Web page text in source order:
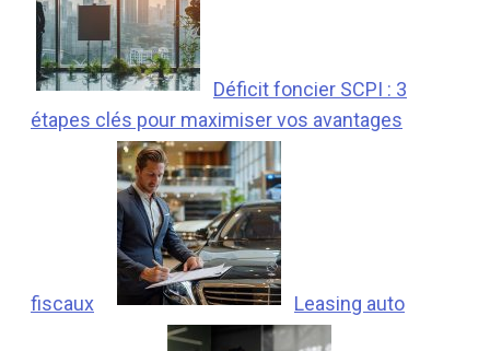
Déficit foncier SCPI : 3
étapes clés pour maximiser vos avantages
fiscaux Leasing auto